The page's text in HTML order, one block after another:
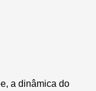
a dinâmica do